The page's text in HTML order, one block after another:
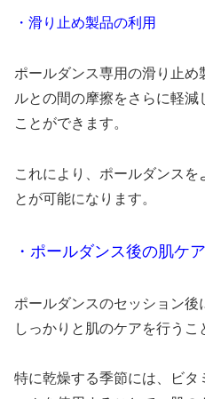
・滑り止め製品の利用
ポールダンス専用の滑り止
ルとの間の摩擦をさらに軽
ことができます。
これにより、ポールダンスを
とが可能になります。
・ポールダンス後の肌ケ
ポールダンスのセッション
しっかりと肌のケアを行うこ
特に乾燥する季節には、ビタ